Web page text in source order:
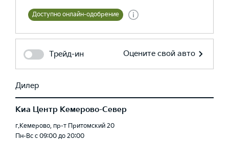
Доступно онлайн-одобрение
Трейд-ин Оцените свой авто
Дилер
Киа Центр Кемерово-Север
г.Кемерово, пр-т Притомский 20
Пн-Вс с 09:00 до 20:00